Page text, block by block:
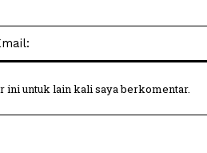
ini untuk lain kali saya berkomentar.